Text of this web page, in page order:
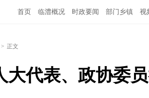
首页 临澧概况 时政要闻 部门乡镇 视
> 正文
大代表、政协委